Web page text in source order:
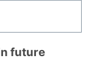
future